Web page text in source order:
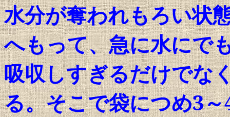
水分が奪われもろい状
へもって、急に水にで
吸収しすぎるだけでな
る。そこで袋につめ3～